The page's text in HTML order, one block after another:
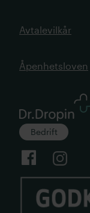
Bedrift
Avtalevilkår
Åpenhetsloven